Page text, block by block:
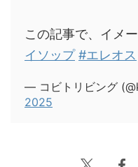
この記事で、イメ
イソップ #エレオス
— コビトリビング
2025